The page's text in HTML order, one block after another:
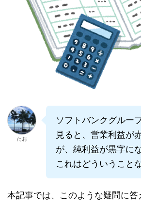
たお
ソフトバンクグルー
見ると、営業利益が
が、純利益が黒字に
これはどういうこと
本記事では、このような疑問に答